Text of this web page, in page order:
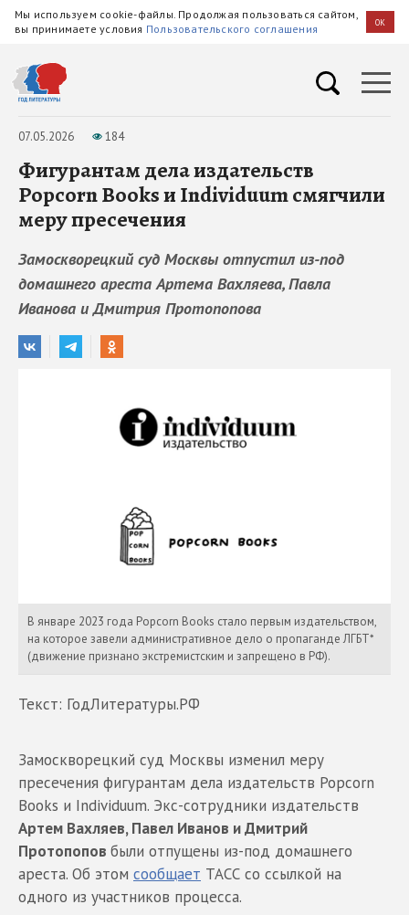
Мы используем cookie-файлы. Продолжая пользоваться сайтом,
вы принимаете условия Пользовательского соглашения OK
07.05.2026 184
Фигурантам дела издательств
Popcorn Books и Individuum смягчили
меру пресечения
Замоскворецкий суд Москвы отпустил из-под
домашнего ареста Артема Вахляева, Павла
Иванова и Дмитрия Протопопова
В январе 2023 года Popcorn Books стало первым издательством,
на которое завели административное дело о пропаганде ЛГБТ*
(движение признано экстремистским и запрещено в РФ).
Текст: ГодЛитературы.РФ
Замоскворецкий суд Москвы изменил меру
пресечения фигурантам дела издательств Popcorn
Books и Individuum. Экс-сотрудники издательств
Артем Вахляев, Павел Иванов и Дмитрий
Протопопов были отпущены из-под домашнего
ареста. Об этом сообщает ТАСС со ссылкой на
одного из участников процесса.